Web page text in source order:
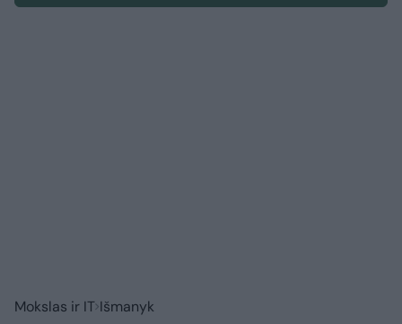
Mokslas ir IT Išmanyk